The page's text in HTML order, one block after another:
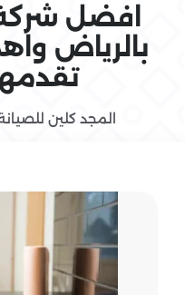
افضل
بالرياض
المجد كلين